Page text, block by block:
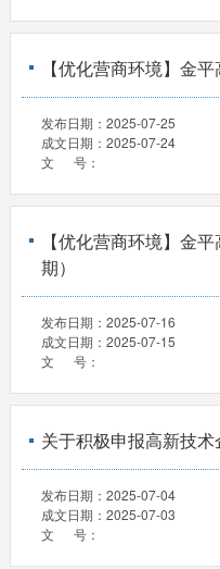
【优化营商环境】金
发布日期： 2025-07-25
成文日期： 2025-07-24
文 号：
【优化营商环境】金
期）
发布日期： 2025-07-16
成文日期： 2025-07-15
文 号：
关于积极申报高新技
发布日期： 2025-07-04
成文日期： 2025-07-03
文 号：